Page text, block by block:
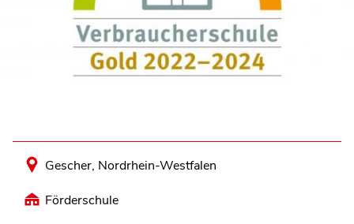
Gescher, Nordrhein-Westfalen
Förderschule